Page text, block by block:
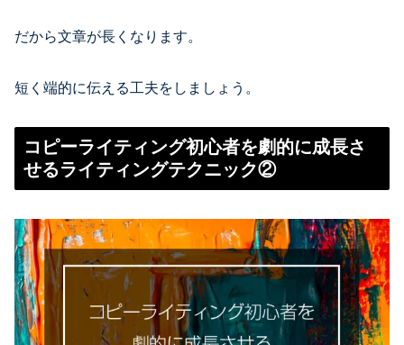
だから文章が長くなります。
短く端的に伝える工夫をしましょう。
コピーライティング初心者を劇的に成長さ
せるライティングテクニック②